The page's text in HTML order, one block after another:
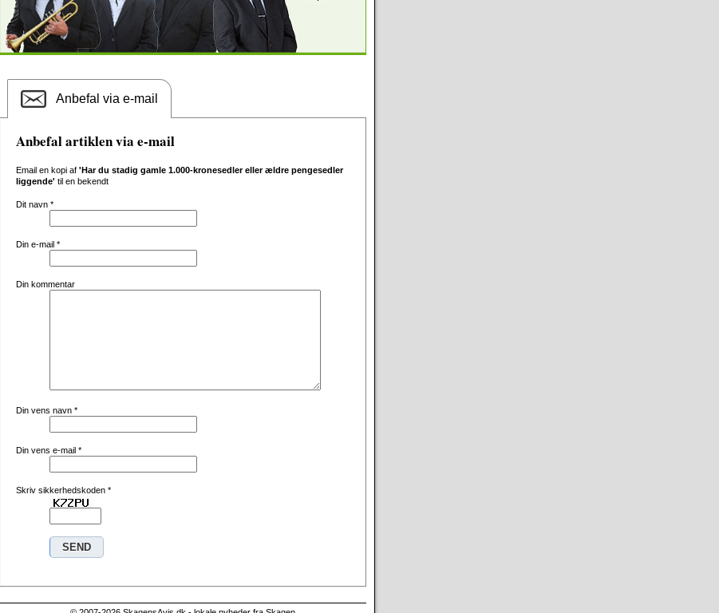
Anbefal via e-mail
Anbefal artiklen via e-mail
Email en kopi af 'Har du stadig gamle 1.000-kronesedler eller ældre pengesedler
liggende' til en bekendt
Dit navn *
Din e-mail *
Din kommentar
Din vens navn *
Din vens e-mail *
Skriv sikkerhedskoden *